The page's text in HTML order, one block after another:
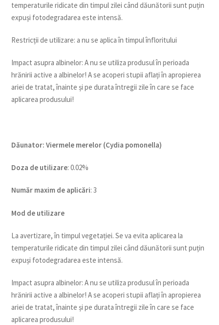
temperaturile ridicate din timpul zilei când dăunătorii sunt puțin
expuși fotodegradarea este intensă.
Restricții de utilizare: a nu se aplica în timpul înfloritului
Impact asupra albinelor: A nu se utiliza produsul în perioada
hrănirii active a albinelor! A se acoperi stupii aflați în apropierea
ariei de tratat, înainte și pe durata întregii zile în care se face
aplicarea produsului!
Dăunator: Viermele merelor (Cydia pomonella)
Doza de utilizare: 0.02%
Număr maxim de aplicări: 3
Mod de utilizare
La avertizare, în timpul vegetației. Se va evita aplicarea la
temperaturile ridicate din timpul zilei când dăunătorii sunt puțin
expuși fotodegradarea este intensă.
Impact asupra albinelor: A nu se utiliza produsul în perioada
hrănirii active a albinelor! A se acoperi stupii aflați în apropierea
ariei de tratat, înainte și pe durata întregii zile în care se face
aplicarea produsului!